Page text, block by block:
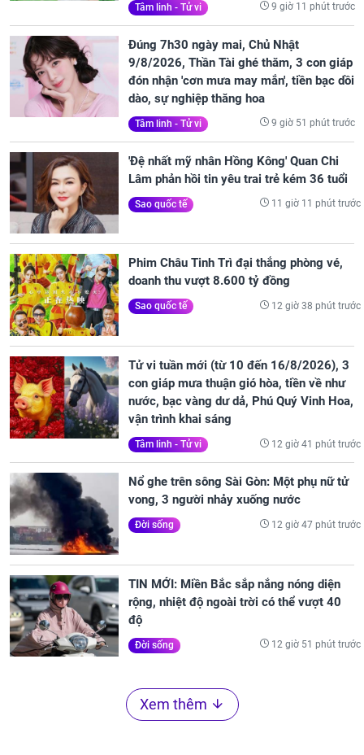
Tâm linh - Tử vi 9 giờ 11 phút trước
Đúng 7h30 ngày mai, Chủ Nhật
9/8/2026, Thần Tài ghé thăm, 3 con giáp
đón nhận 'cơn mưa may mắn', tiền bạc dồi
dào, sự nghiệp thăng hoa
Tâm linh - Tử vi 9 giờ 51 phút trước
'Đệ nhất mỹ nhân Hồng Kông' Quan Chi
Lâm phản hồi tin yêu trai trẻ kém 36 tuổi
Sao quốc tế 11 giờ 11 phút trước
Phim Châu Tinh Trì đại thắng phòng vé,
doanh thu vượt 8.600 tỷ đồng
Sao quốc tế 12 giờ 38 phút trước
Tử vi tuần mới (từ 10 đến 16/8/2026), 3
con giáp mưa thuận gió hòa, tiền về như
nước, bạc vàng dư dả, Phú Quý Vinh Hoa,
vận trình khai sáng
Tâm linh - Tử vi 12 giờ 41 phút trước
Nổ ghe trên sông Sài Gòn: Một phụ nữ tử
vong, 3 người nhảy xuống nước
Đời sống 12 giờ 47 phút trước
TIN MỚI: Miền Bắc sắp nắng nóng diện
rộng, nhiệt độ ngoài trời có thể vượt 40
độ
Đời sống 12 giờ 51 phút trước
Xem thêm